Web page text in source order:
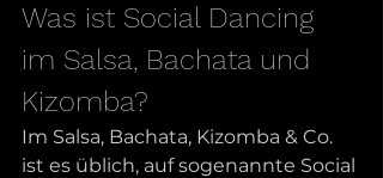
Was ist Social Dancing
im Salsa, Bachata und
Kizomba?
Im Salsa, Bachata, Kizomba & Co.
ist es üblich, auf sogenannte Social